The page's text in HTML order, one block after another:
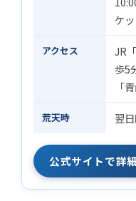
ケ
アクセス
JR
歩5
「
荒天時 翌
公式サイトで詳